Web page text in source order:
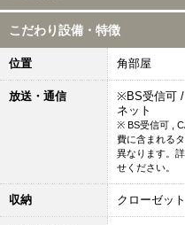
こだわり設備・特徴
位置 角部屋
放送・通信
※BS受信可
ネット
※ BS受信可 ,
費に含まれる
異なります。
せください。
収納 クローゼット